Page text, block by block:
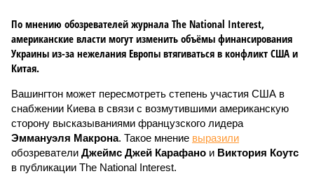
По мнению обозревателей журнала The National Interest,
американские власти могут изменить объёмы финансирования
Украины из-за нежелания Европы втягиваться в конфликт США и
Китая.
Вашингтон может пересмотреть степень участия США в
снабжении Киева в связи с возмутившими американскую
сторону высказываниями французского лидера
Эммануэля Макрона. Такое мнение выразили
обозреватели Джеймс Джей Карафано и Виктория Коутс
в публикации The National Interest.